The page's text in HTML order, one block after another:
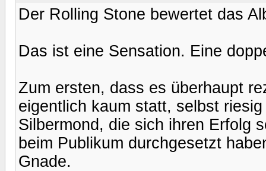
Der Rolling Stone bewertet das
Das ist eine Sensation. Eine
Zum ersten, dass es überhaupt
eigentlich kaum statt, selbst
Silbermond, die sich ihren Erfolg
beim Publikum durchgesetzt
Gnade.